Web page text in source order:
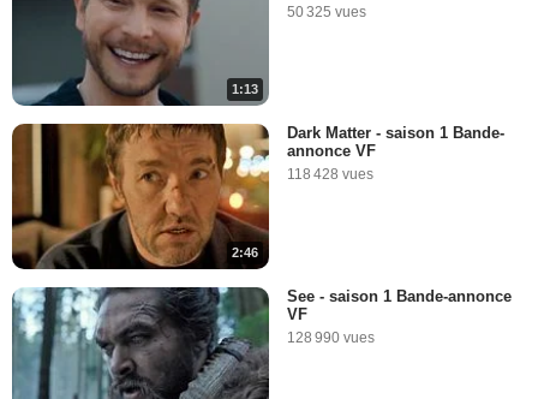
1:13
50 325 vues
2:46
Dark Matter - saison 1 Bande-
annonce VF
118 428 vues
See - saison 1 Bande-annonce
VF
128 990 vues